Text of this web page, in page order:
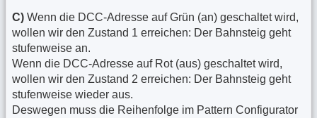
C) Wenn die DCC-Adresse auf Grün (an) geschaltet wird,
wollen wir den Zustand 1 erreichen: Der Bahnsteig geht
stufenweise an.
Wenn die DCC-Adresse auf Rot (aus) geschaltet wird,
wollen wir den Zustand 2 erreichen: Der Bahnsteig geht
stufenweise wieder aus.
Deswegen muss die Reihenfolge im Pattern Configurator